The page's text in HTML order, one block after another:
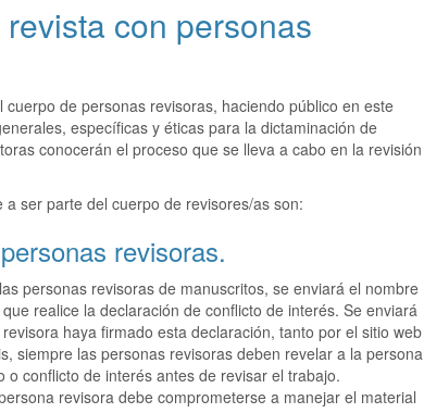
con personas
de personas revisoras, haciendo público en este
específicas y éticas para la dictaminación de
conocerán el proceso que se lleva a cabo en la revisión
ser parte del cuerpo de revisores/as son:
revisoras.
personas revisoras de manuscritos, se enviará el nombre
realice la declaración de conflicto de interés. Se enviará
haya firmado esta declaración, tanto por el sitio web
siempre las personas revisoras deben revelar a la persona
conflicto de interés antes de revisar el trabajo.
revisora debe comprometerse a manejar el material